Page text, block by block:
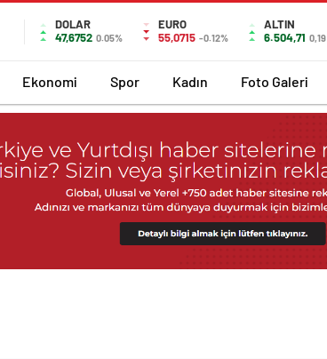
DOLAR
47,6752 0.05%
EURO
55,0715 -0.12%
ALTIN
6.504,71 0,19
Ekonomi Spor Kadın Foto Galeri